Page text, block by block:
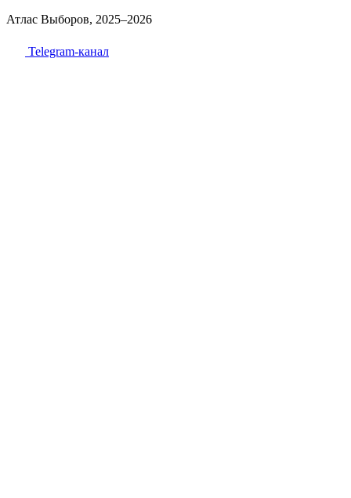
Атлас Выборов, 2025–2026
Telegram-канал